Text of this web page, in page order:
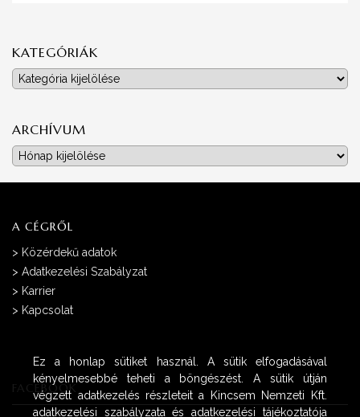
KATEGÓRIÁK
Kategóriák
ARCHÍVUM
Archívum
A CÉGRŐL
> Közérdekű adatok
> Adatkezelési Szabályzat
> Karrier
> Kapcsolat
FACEBOOK
Ez a honlap sütiket használ. A sütik elfogadásával
kényelmesebbé teheti a böngészést. A sütik útján
végzett adatkezelés részleteit a Kincsem Nemzeti Kft.
adatkezelési szabályzata és adatkezelési tájékoztatója